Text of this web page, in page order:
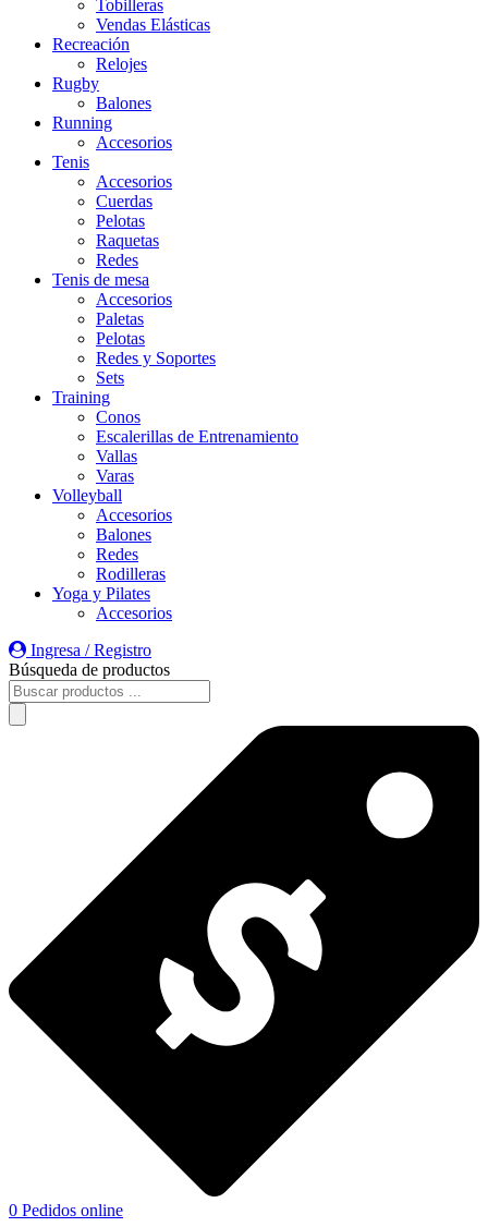
Tobilleras
Vendas Elásticas
Recreación
Relojes
Rugby
Balones
Running
Accesorios
Tenis
Accesorios
Cuerdas
Pelotas
Raquetas
Redes
Tenis de mesa
Accesorios
Paletas
Pelotas
Redes y Soportes
Sets
Training
Conos
Escalerillas de Entrenamiento
Vallas
Varas
Volleyball
Accesorios
Balones
Redes
Rodilleras
Yoga y Pilates
Accesorios
Ingresa / Registro
Búsqueda de productos
0 Pedidos online